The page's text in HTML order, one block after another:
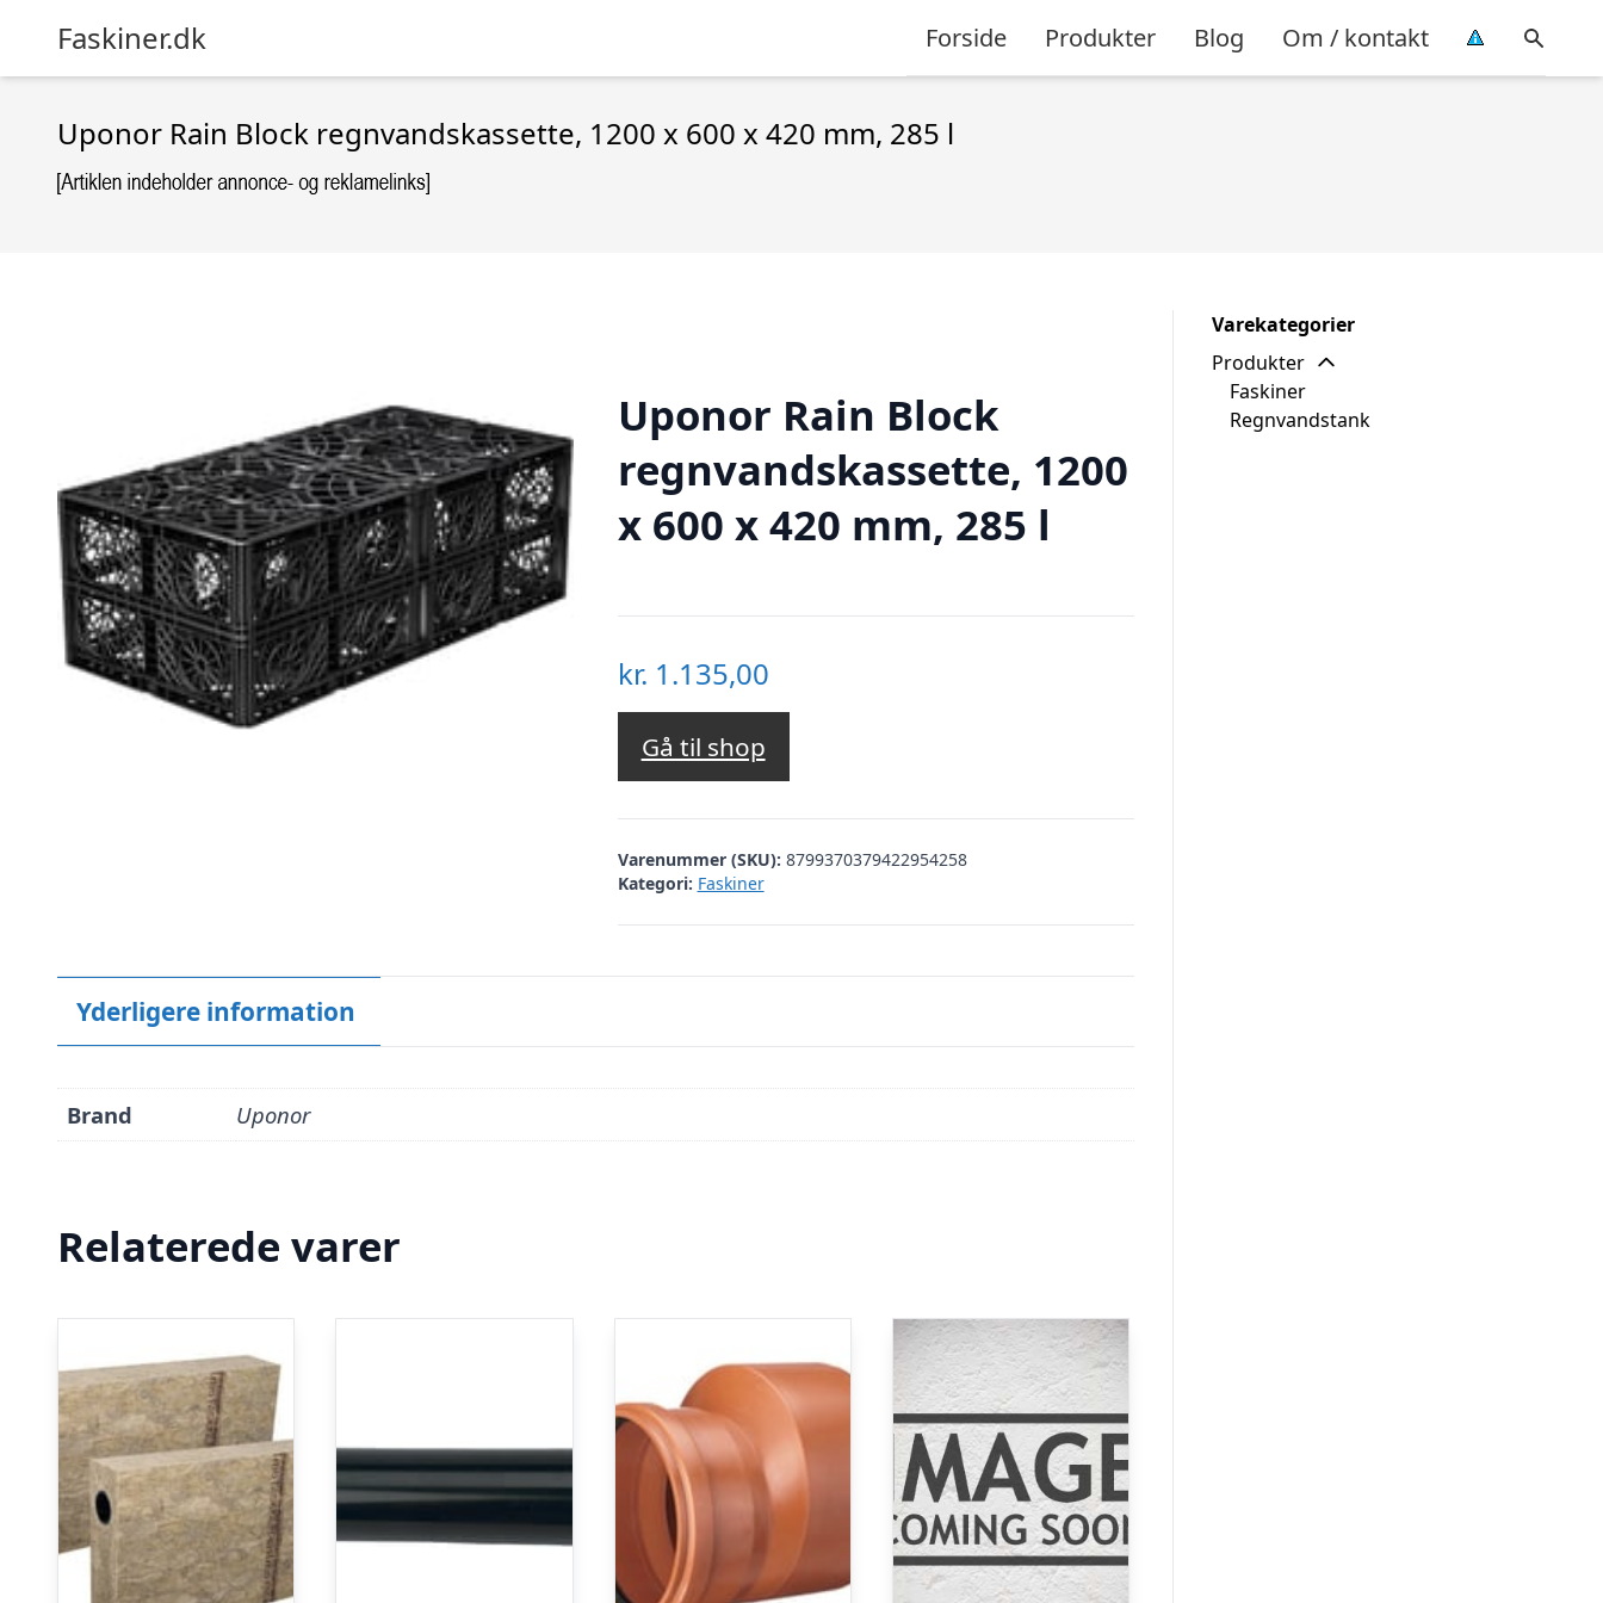
Faskiner.dk Forside Produkter Blog Om / kontakt
Uponor Rain Block regnvandskassette, 1200 x 600 x 420 mm, 285 l
Uponor Rain Block
regnvandskassette, 1200
x 600 x 420 mm, 285 l
kr. 1.135,00
Gå til shop
Varenummer (SKU): 8799370379422954258
Kategori: Faskiner
Yderligere information
Brand Uponor
Relaterede varer
Varekategorier
Produkter
Faskiner
Regnvandstank